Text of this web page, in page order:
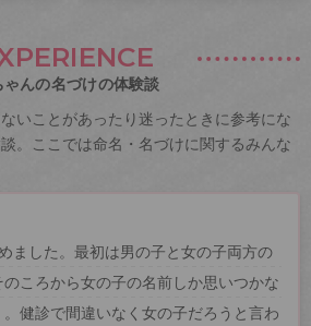
ゃんの名づけの体験談
いことがあったり迷ったときに参考にな
。ここでは命名・名づけに関するみんな
ました。最初は男の子と女の子両方の
ころから女の子の名前しか思いつかな
健診で間違いなく女の子だろうと言わ